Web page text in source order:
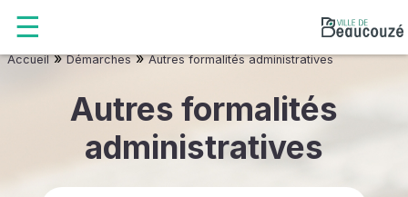
Accueil»Démarches»Autres formalités administratives
Autres formalités
administratives